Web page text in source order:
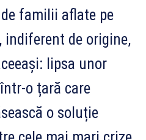
familii aflate pe
indiferent de origine,
lipsa unor
o țară care
o soluție